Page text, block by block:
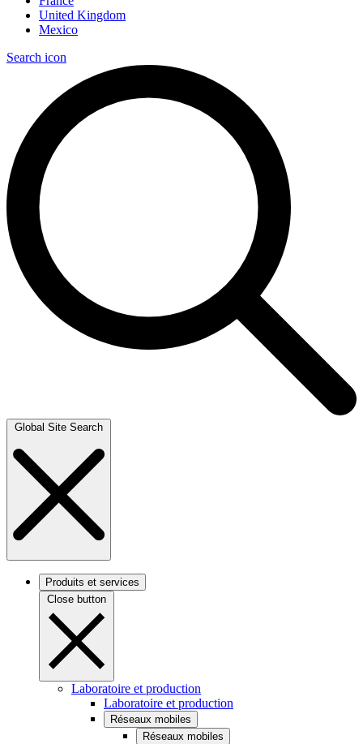
United Kingdom
Mexico
Search icon
Global Site Search
Produits et services
Close button
Laboratoire et production
Laboratoire et production
Réseaux mobiles
Réseaux mobiles